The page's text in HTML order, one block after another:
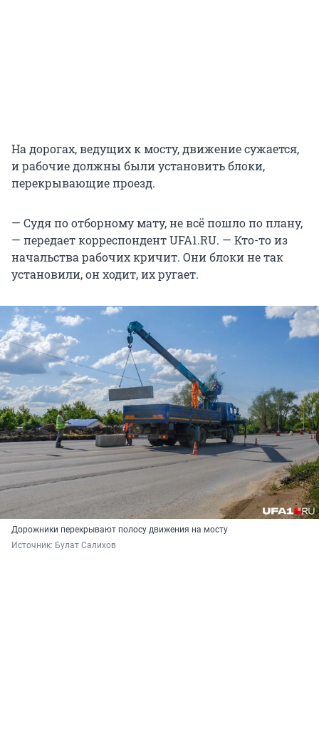
На дорогах, ведущих к мосту, движение сужается,
и рабочие должны были установить блоки,
перекрывающие проезд.
— Судя по отборному мату, не всё пошло по плану,
— передает корреспондент UFA1.RU. — Кто-то из
начальства рабочих кричит. Они блоки не так
установили, он ходит, их ругает.
Дорожники перекрывают полосу движения на мосту
Источник: Булат Салихов